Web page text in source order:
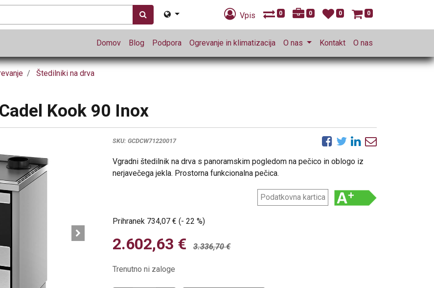
Vpis 0 0 0 0
Domov Blog Podpora Ogrevanje in klimatizacija O nas Kontakt O nas
Štedilniki na drva
Kook 90 Inox
SKU: GCDCW71220017
Vgradni štedilnik na drva s panoramskim pogledom na pečico in oblogo iz
nerjavečega jekla. Prostorna funkcionalna pečica.
Podatkovna kartica
Prihranek 734,07 € (- 22 %)
2.602,63 € 3.336,70€
Trenutno ni zaloge